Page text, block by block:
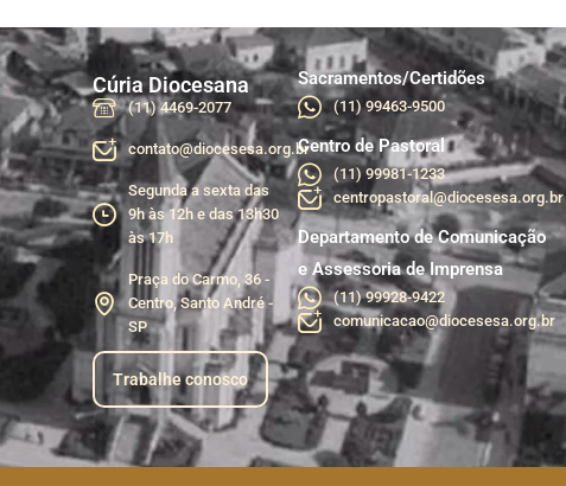
Cúria Diocesana
(11) 4469-2077
contato@diocesesa.org.br
Segunda a sexta das
9h às 12h e das 13h30
às 17h
Praça do Carmo, 36 -
Centro, Santo André -
SP
Trabalhe conosco
Sacramentos/Certidões
(11) 99463-9500
Centro de Pastoral
(11) 99981-1233
centropastoral@diocesesa.org.br
Departamento de Comunicação
e Assessoria de Imprensa
(11) 99928-9422
comunicacao@diocesesa.org.br